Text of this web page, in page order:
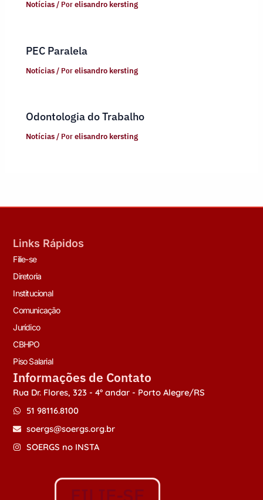
Notícias/ Porelisandro kersting
PEC Paralela
Notícias/ Porelisandro kersting
Odontologia do Trabalho
Notícias/ Porelisandro kersting
Links Rápidos
Filie-se
Diretoria
Institucional
Comunicação
Jurídico
CBHPO
Piso Salarial
Informações de Contato
Rua Dr. Flores, 323 - 4º andar - Porto Alegre/RS
51 98116.8100
soergs@soergs.org.br
SOERGS no INSTA